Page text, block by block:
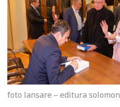
foto lansare – editura solomon